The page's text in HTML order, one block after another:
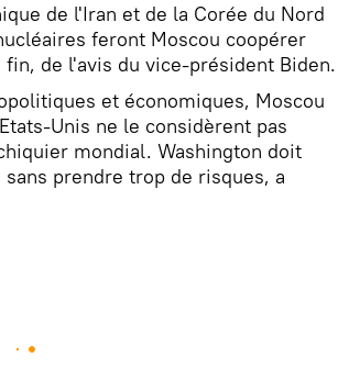
de l'Iran et de la Corée du Nord
feront Moscou coopérer
de l'avis du vice-président Biden.
et économiques, Moscou
Unis ne le considèrent pas
mondial. Washington doit
prendre trop de risques, a